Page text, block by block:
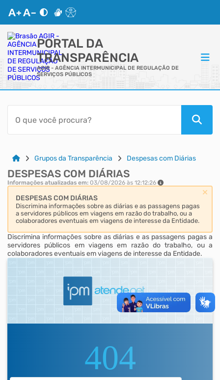
PORTAL DA
TRANSPARÊNCIA
AGIR - AGÊNCIA INTERMUNICIPAL DE REGULAÇÃO DE
SERVIÇOS PÚBLICOS
ACESSO RÁPIDO
Acessibilidade
Cidadão
Autoatendimento
Mapa do Site
Grupos da Transparência Despesas com Diárias
DESPESAS COM DIÁRIAS
Informações atualizadas em: 03/08/2026 às 12:12:26
DESPESAS COM DIÁRIAS
Discrimina informações sobre as diárias e as passagens pagas
a servidores públicos em viagens em razão do trabalho, ou a
colaboradores eventuais em viagens de interesse da Entidade.
Discrimina informações sobre as diárias e as passagens pagas a
servidores públicos em viagens em razão do trabalho, ou a
colaboradores eventuais em viagens de interesse da Entidade.